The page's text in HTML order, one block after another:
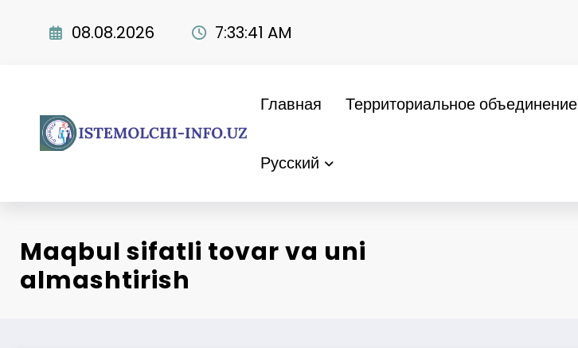
08.08.2026 7:33:42 AM
Главная Территориальное объединение
Русский
Maqbul sifatli tovar va uni
almashtirish